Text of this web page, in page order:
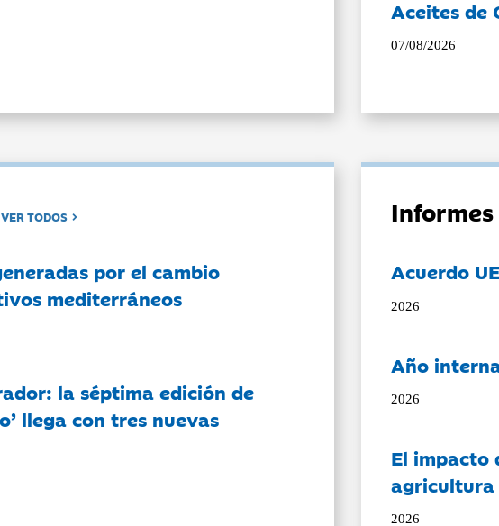
Aceites de
07/08/2026
VER TODOS
por el cambio
mediterráneos
la séptima edición de
llega con tres nuevas
Acuerdo
2026
Año
2026
El impacto
agricultura
2026